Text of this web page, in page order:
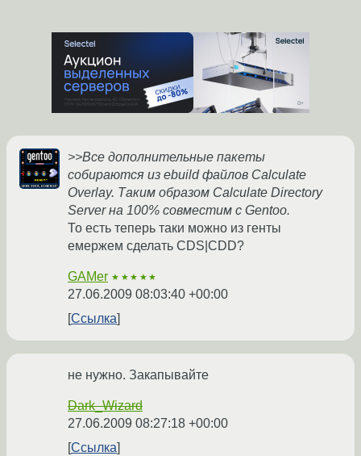
>>Все дополнительные пакеты
собираются из ebuild файлов Calculate
Overlay. Таким образом Calculate Directory
Server на 100% совместим с Gentoo.
То есть теперь таки можно из генты
емержем сделать CDS|CDD?
GAMer ★★★★★
27.06.2009 08:03:40 +00:00
Ссылка
не нужно. Закапывайте
Dark_Wizard
27.06.2009 08:27:18 +00:00
Ссылка